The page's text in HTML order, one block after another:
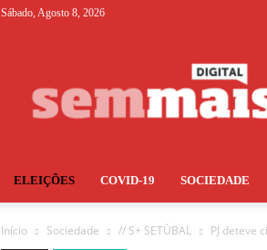
Sábado, Agosto 8, 2026
ELEIÇÕES COVID-19 SOCIEDADE
Início Sociedade // S+ SETÚBAL PJ deteve